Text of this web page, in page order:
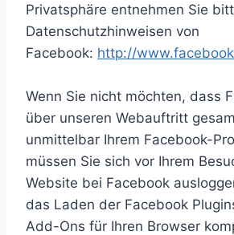
Privatsphäre entnehmen Sie
Datenschutzhinweisen von
Facebook: http://
Wenn Sie nicht möchten, dass
über unseren Webauftritt
unmittelbar Ihrem Facebook-
müssen Sie sich vor Ihrem
Website bei Facebook
das Laden der Facebook
Add-Ons für Ihren Browser